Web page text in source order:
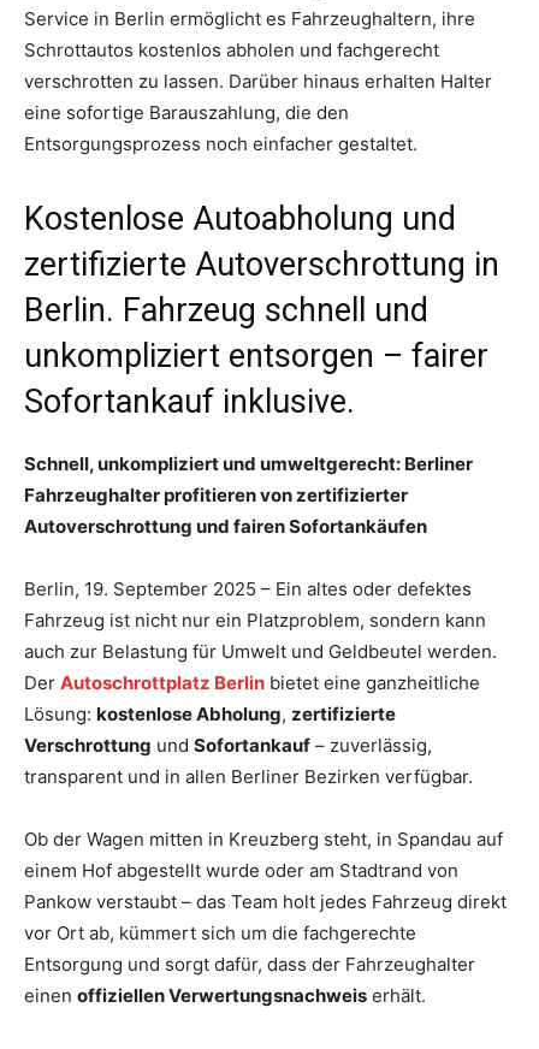
Service in Berlin ermöglicht es Fahrzeughaltern, ihre
Schrottautos kostenlos abholen und fachgerecht
verschrotten zu lassen. Darüber hinaus erhalten Halter
eine sofortige Barauszahlung, die den
Entsorgungsprozess noch einfacher gestaltet.
Kostenlose Autoabholung und
zertifizierte Autoverschrottung in
Berlin. Fahrzeug schnell und
unkompliziert entsorgen – fairer
Sofortankauf inklusive.
Schnell, unkompliziert und umweltgerecht: Berliner
Fahrzeughalter profitieren von zertifizierter
Autoverschrottung und fairen Sofortankäufen
Berlin, 19. September 2025 – Ein altes oder defektes
Fahrzeug ist nicht nur ein Platzproblem, sondern kann
auch zur Belastung für Umwelt und Geldbeutel werden.
Der Autoschrottplatz Berlin bietet eine ganzheitliche
Lösung: kostenlose Abholung, zertifizierte
Verschrottung und Sofortankauf – zuverlässig,
transparent und in allen Berliner Bezirken verfügbar.
Ob der Wagen mitten in Kreuzberg steht, in Spandau auf
einem Hof abgestellt wurde oder am Stadtrand von
Pankow verstaubt – das Team holt jedes Fahrzeug direkt
vor Ort ab, kümmert sich um die fachgerechte
Entsorgung und sorgt dafür, dass der Fahrzeughalter
einen offiziellen Verwertungsnachweis erhält.